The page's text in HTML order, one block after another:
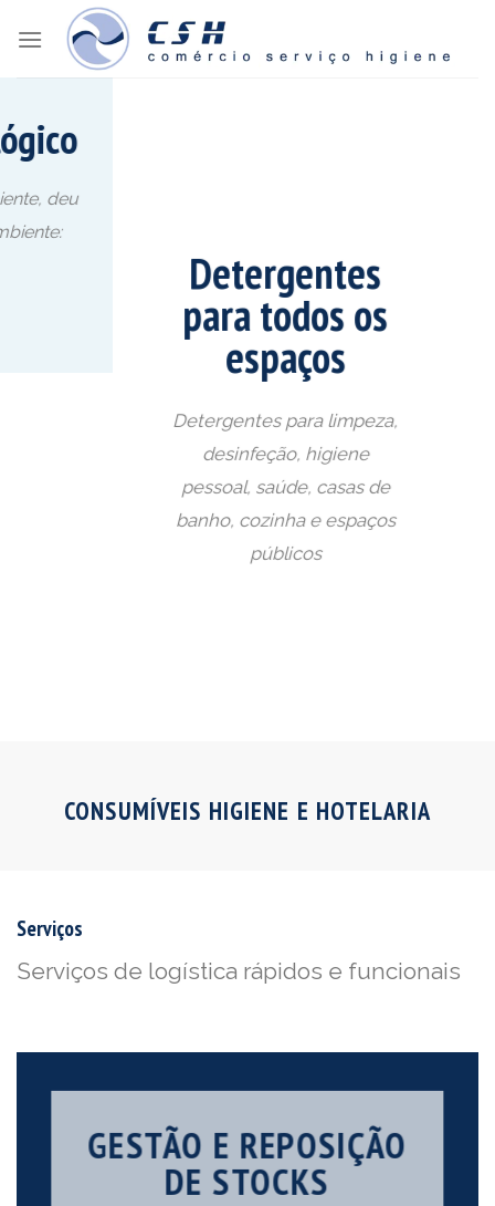
Detergentes
para todos os
espaços
Detergentes para limpeza,
desinfeção, higiene
pessoal, saúde, casas de
banho, cozinha e espaços
CONSUMÍVEIS HIGIENE E HOTELARIA
Serviços
Serviços de logística rápidos e funcionais
GESTÃO E REPOSIÇÃO
DE STOCKS